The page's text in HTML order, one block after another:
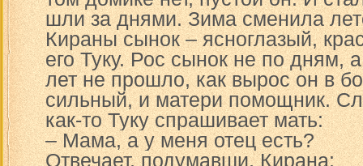
шли за днями. Зима сменила
Кираны сынок – ясноглазый,
его Туку. Рос сынок не по дням,
лет не прошло, как вырос он в
сильный, и матери помощник.
как-то Туку спрашивает мать:
– Мама, а у меня отец есть?
Отвечает, подумавши, Кирана: